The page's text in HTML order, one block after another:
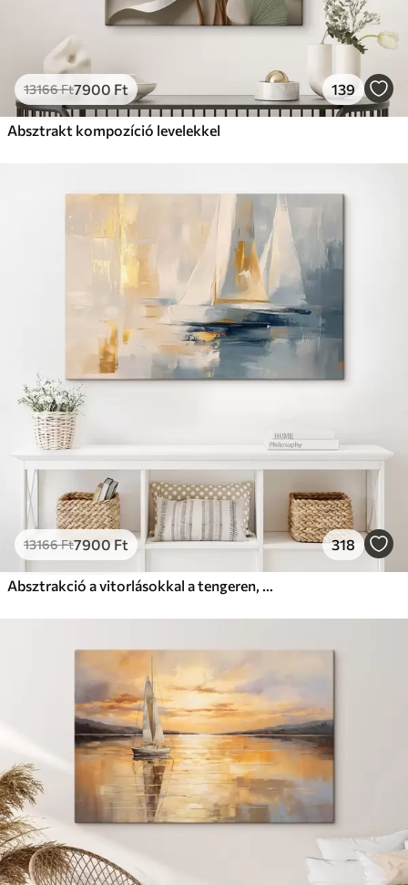
13166Ft7900 Ft 139
Absztrakt kompozíció levelekkel
13166Ft7900 Ft 318
Absztrakció a vitorlásokkal a tengeren, akril stílusban, naplemente